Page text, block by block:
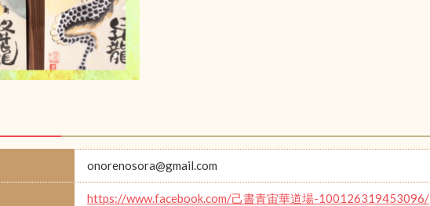
onorenosora@gmail.com
https://www.facebook.com/己書青宙華道場-100126319453096/